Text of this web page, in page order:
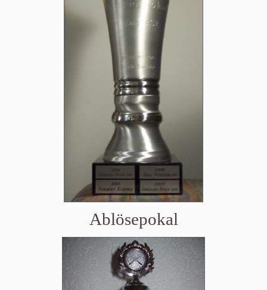
Ablösepokal